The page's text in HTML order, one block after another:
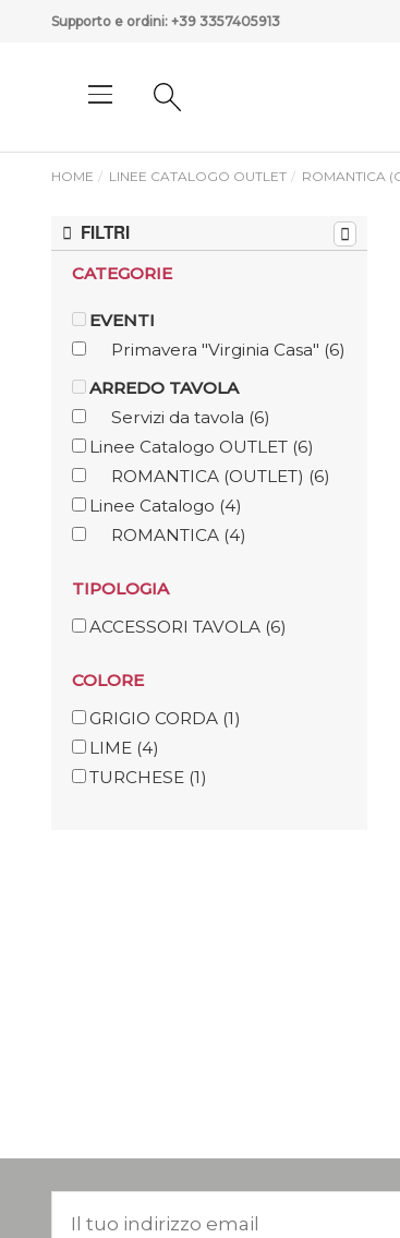
Supporto e ordini: +39 3357405913
HOME LINEE CATALOGO OUTLET ROMANTICA
FILTRI
CATEGORIE
EVENTI
Primavera "Virginia Casa" (6)
ARREDO TAVOLA
Servizi da tavola (6)
Linee Catalogo OUTLET (6)
ROMANTICA (OUTLET) (6)
Linee Catalogo (4)
ROMANTICA (4)
TIPOLOGIA
ACCESSORI TAVOLA (6)
COLORE
GRIGIO CORDA (1)
LIME (4)
TURCHESE (1)